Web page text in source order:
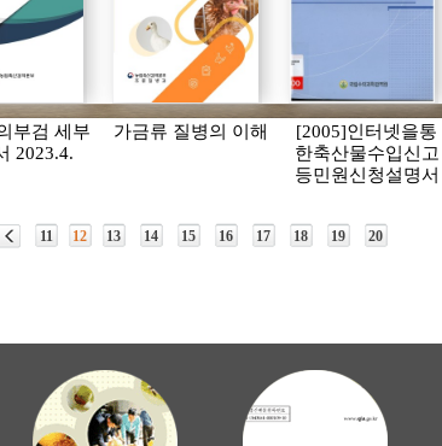
부검 세부
2023.4.
가금류 질병의 이해
[2005]인터넷을통
한축산물수입신고
등민원신청설명서
11 12 13 14 15 16 17 18 19 20